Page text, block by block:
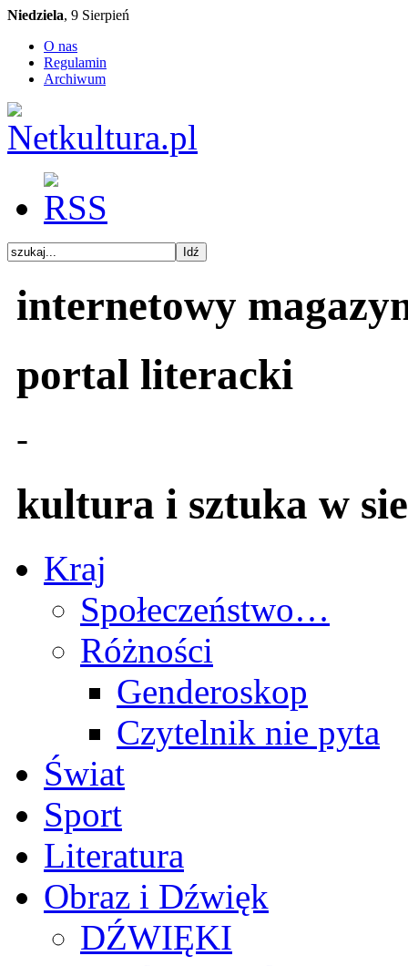
Niedziela, 9 Sierpień
O nas
Regulamin
Archiwum
internetowy
portal literacki
-
kultura i sztuka w
Kraj
Społeczeństwo…
Różności
Genderoskop
Czytelnik nie pyta
Świat
Sport
Literatura
Obraz i Dźwięk
DŹWIĘKI